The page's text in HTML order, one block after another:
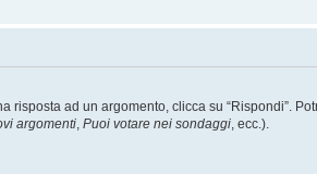
ad un argomento, clicca su “Rispondi”.
argomenti, Puoi votare nei sondaggi, ecc.).